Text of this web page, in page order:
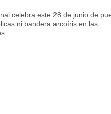
celebra este 28 de junio de
ni bandera arcoíris en las